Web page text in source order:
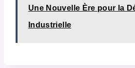
Une Nouvelle Ère pour la
Industrielle